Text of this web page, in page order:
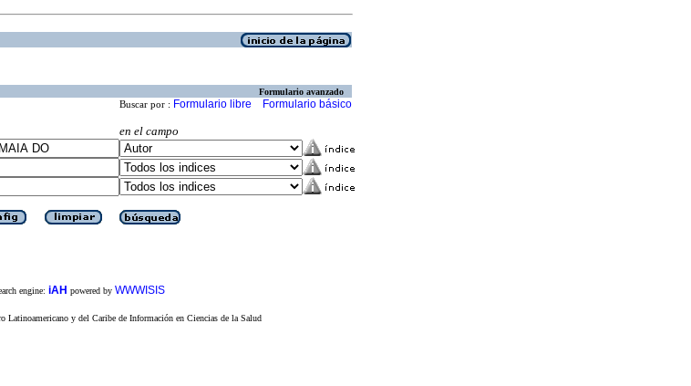
Formulario avanzado
Buscar por : Formulario libre Formulario básico
en el campo
engine: iAH powered by WWWISIS
Latinoamericano y del Caribe de Información en Ciencias de la Salud